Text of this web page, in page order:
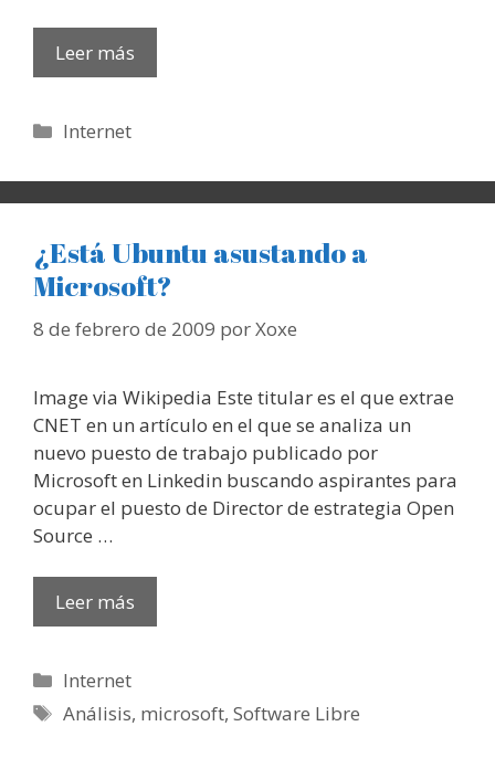
Leer más
Categorías
Internet
¿Está Ubuntu asustando a
Microsoft?
8 de febrero de 2009 porXoxe
Image via Wikipedia Este titular es el que extrae
CNET en un artículo en el que se analiza un
nuevo puesto de trabajo publicado por
Microsoft en Linkedin buscando aspirantes para
ocupar el puesto de Director de estrategia Open
Source …
Leer más
Categorías
Internet
Etiquetas
Análisis, microsoft,Software Libre